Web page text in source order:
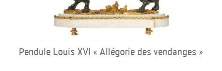
Pendule Louis XVI « Allégorie des vendanges »